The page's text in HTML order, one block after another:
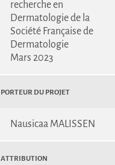
recherche en
Dermatologie de la
Société Française de
Dermatologie
Mars 2023
Porteur du projet
Nausicaa MALISSEN
Attribution